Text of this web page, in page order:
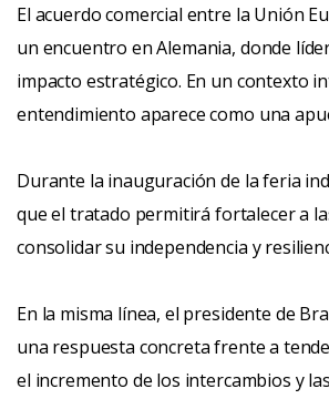
El acuerdo comercial entre la Unión
un encuentro en Alemania, donde
impacto estratégico. En un contexto
entendimiento aparece como una
Durante la inauguración de la feria
que el tratado permitirá fortalecer a
consolidar su independencia y
En la misma línea, el presidente de
una respuesta concreta frente a
el incremento de los intercambios y